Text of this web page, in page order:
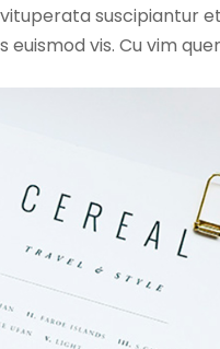
suscipiantur
vis. Cu vim